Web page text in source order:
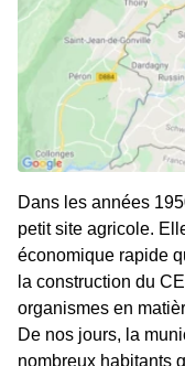
Dans les années
petit site agricole.
économique rapide
la construction du
organismes en
De nos jours, la
nombreux habitants